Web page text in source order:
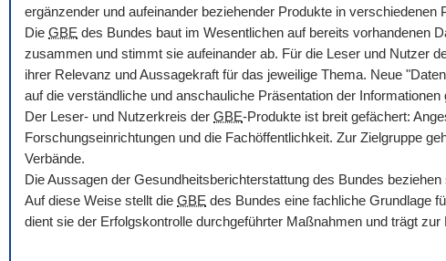
ergänzender und aufeinander beziehender Produkte in verschiedenen
Die GBE des Bundes baut im Wesentlichen auf bereits vorhandenen
zusammen und stimmt sie aufeinander ab. Für die Leser und Nutzer
ihrer Relevanz und Aussagekraft für das jeweilige Thema. Neue
auf die verständliche und anschauliche Präsentation der Informationen
Der Leser- und Nutzerkreis der GBE-Produkte ist breit gefächert:
Forschungseinrichtungen und die Fachöffentlichkeit. Zur Zielgruppe
Verbände.
Die Aussagen der Gesundheitsberichterstattung des Bundes
Auf diese Weise stellt die GBE des Bundes eine fachliche Grundlage
dient sie der Erfolgskontrolle durchgeführter Maßnahmen und trägt